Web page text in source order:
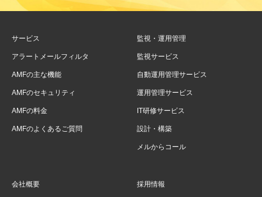
サービス
アラートメールフィルタ
AMFの主な機能
AMFのセキュリティ
AMFの料金
AMFのよくあるご質問
監視・運用管理
監視サービス
自動運用管理サービス
運用管理サービス
IT研修サービス
設計・構築
メルからコール
会社概要 採用情報